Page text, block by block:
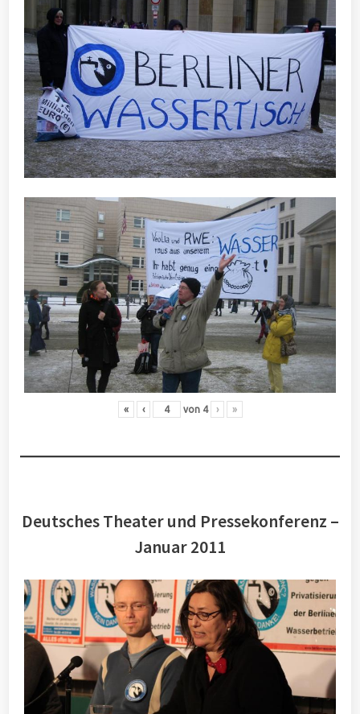
« ‹ von 4 › »
Deutsches Theater und Pressekonferenz –
Januar 2011